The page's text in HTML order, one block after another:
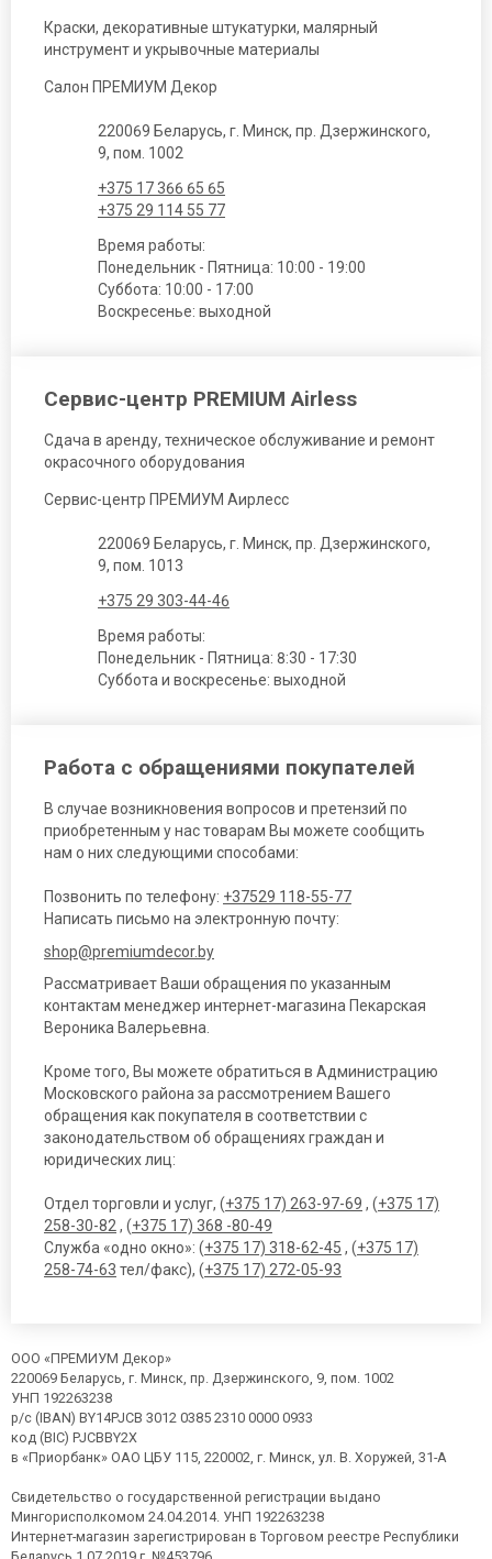
Краски, декоративные штукатурки, малярный
инструмент и укрывочные материалы
Салон ПРЕМИУМ Декор
220069 Беларусь, г. Минск, пр. Дзержинского,
9, пом. 1002
+375 17 366 65 65
+375 29 114 55 77
Время работы:
Понедельник - Пятница: 10:00 - 19:00
Суббота: 10:00 - 17:00
Воскресенье: выходной
Сервис-центр PREMIUM Airless
Сдача в аренду, техническое обслуживание и ремонт
окрасочного оборудования
Сервис-центр ПРЕМИУМ Аирлесс
220069 Беларусь, г. Минск, пр. Дзержинского,
9, пом. 1013
+375 29 303-44-46
Время работы:
Понедельник - Пятница: 8:30 - 17:30
Суббота и воскресенье: выходной
Работа с обращениями покупателей
В случае возникновения вопросов и претензий по
приобретенным у нас товарам Вы можете сообщить
нам о них следующими способами:
Позвонить по телефону: +37529 118-55-77
Написать письмо на электронную почту:
shop@premiumdecor.by
Рассматривает Ваши обращения по указанным
контактам менеджер интернет-магазина Пекарская
Вероника Валерьевна.
Кроме того, Вы можете обратиться в Администрацию
Московского района за рассмотрением Вашего
обращения как покупателя в соответствии с
законодательством об обращениях граждан и
юридических лиц:
Отдел торговли и услуг, (+375 17) 263-97-69 , (+375 17)
258-30-82, (+375 17) 368 -80-49
Служба «одно окно»: (+375 17) 318-62-45 , (+375 17)
258-74-63 тел/факс), (+375 17) 272-05-93
ООО «ПРЕМИУМ Декор»
220069 Беларусь, г. Минск, пр. Дзержинского, 9, пом. 1002
УНП 192263238
р/с (IBAN) BY14PJCB 3012 0385 2310 0000 0933
код (BIC) PJCBBY2X
в «Приорбанк» ОАО ЦБУ 115, 220002, г. Минск, ул. В. Хоружей, 31-А
Свидетельство о государственной регистрации выдано
Мингорисполкомом 24.04.2014. УНП 192263238
Интернет-магазин зарегистрирован в Торговом реестре Республики